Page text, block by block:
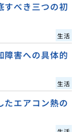
すべき三つの初
生活
障害への具体的
生活
たエアコン熱の